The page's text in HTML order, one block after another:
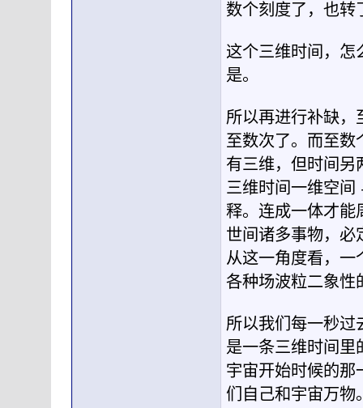
数个刻度了，也转
这个三维时间，怎
是。
所以再进行补缺，
至数次了。而至数
有三维，但时间另
三维时间一维空间
释。连成一体才能
世间诸多事物，必
从这一角度看，一
各种场波粒二象性
所以我们每一秒过
是一条三维时间里
宇宙开始时候的那
们自己和宇宙万物